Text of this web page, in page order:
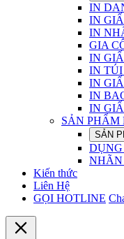
IN
IN
IN
GIA
IN
IN TÚI
IN
IN
IN
SẢN PHẨM
SẢN
NHÃN
Kiến thức
Liên Hệ
GỌI HOTLINE